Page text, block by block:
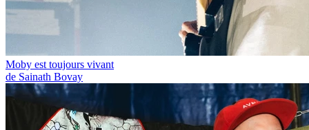
Moby est toujours vivant
de Sainath Bovay